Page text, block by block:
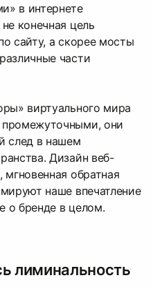
в интернете
конечная цель
сайту, а скорее мосты
части
виртуального мира
они
след в нашем
Дизайн веб-
обратная
наше впечатление
о бренде в целом.
лиминальность